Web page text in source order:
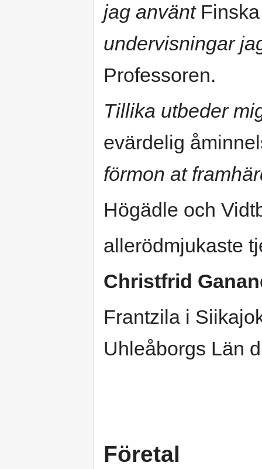
jag använt
undervisningar
Professoren.
Tillika utbeder
evärdelig
förmon at
Högädle och
allerödmjukaste
Christfrid
Frantzila i
Uhleåborgs Län
Företal